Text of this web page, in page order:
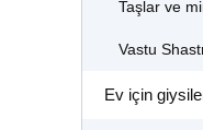
Taşlar ve
Vastu
Ev için